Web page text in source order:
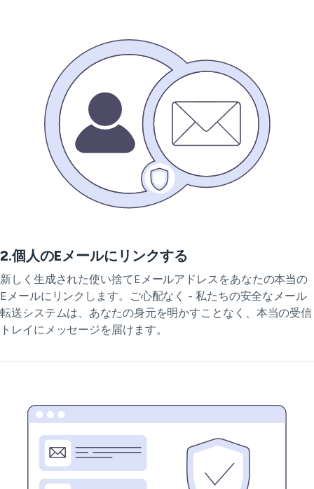
2.個人のEメールにリンクする
新しく生成された使い捨てEメールアドレスをあなたの本当の
Eメールにリンクします。ご心配なく - 私たちの安全なメール
転送システムは、あなたの身元を明かすことなく、本当の受信
トレイにメッセージを届けます。